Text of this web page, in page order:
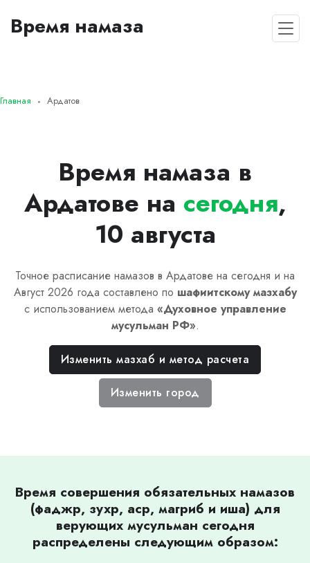
Время намаза
Главная Ардатов
Время намаза в
Ардатове на сегодня,
10 августа
Точное расписание намазов в Ардатове на сегодня и на
Август 2026 года составлено по шафиитскомумазхабу
с использованием метода «Духовное управление
мусульман РФ».
Изменить мазхаб и метод расчета
Изменить город
Время совершения обязательных намазов
(фаджр, зухр, аср, магриб и иша) для
верующих мусульман сегодня
распределены следующим образом: